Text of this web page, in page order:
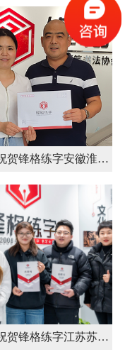
热烈祝贺锋格练字安徽淮南田家庵区总校成立
热烈祝贺锋格练字江苏苏州太仓校区成立！